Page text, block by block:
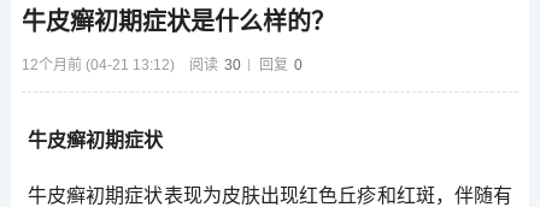
牛皮癣初期症状是什么样的？
12个月前 (04-21 13:12) 阅读 30 回复 0
牛皮癣初期症状
牛皮癣初期症状表现为皮肤出现红色丘疹和红斑，伴随有